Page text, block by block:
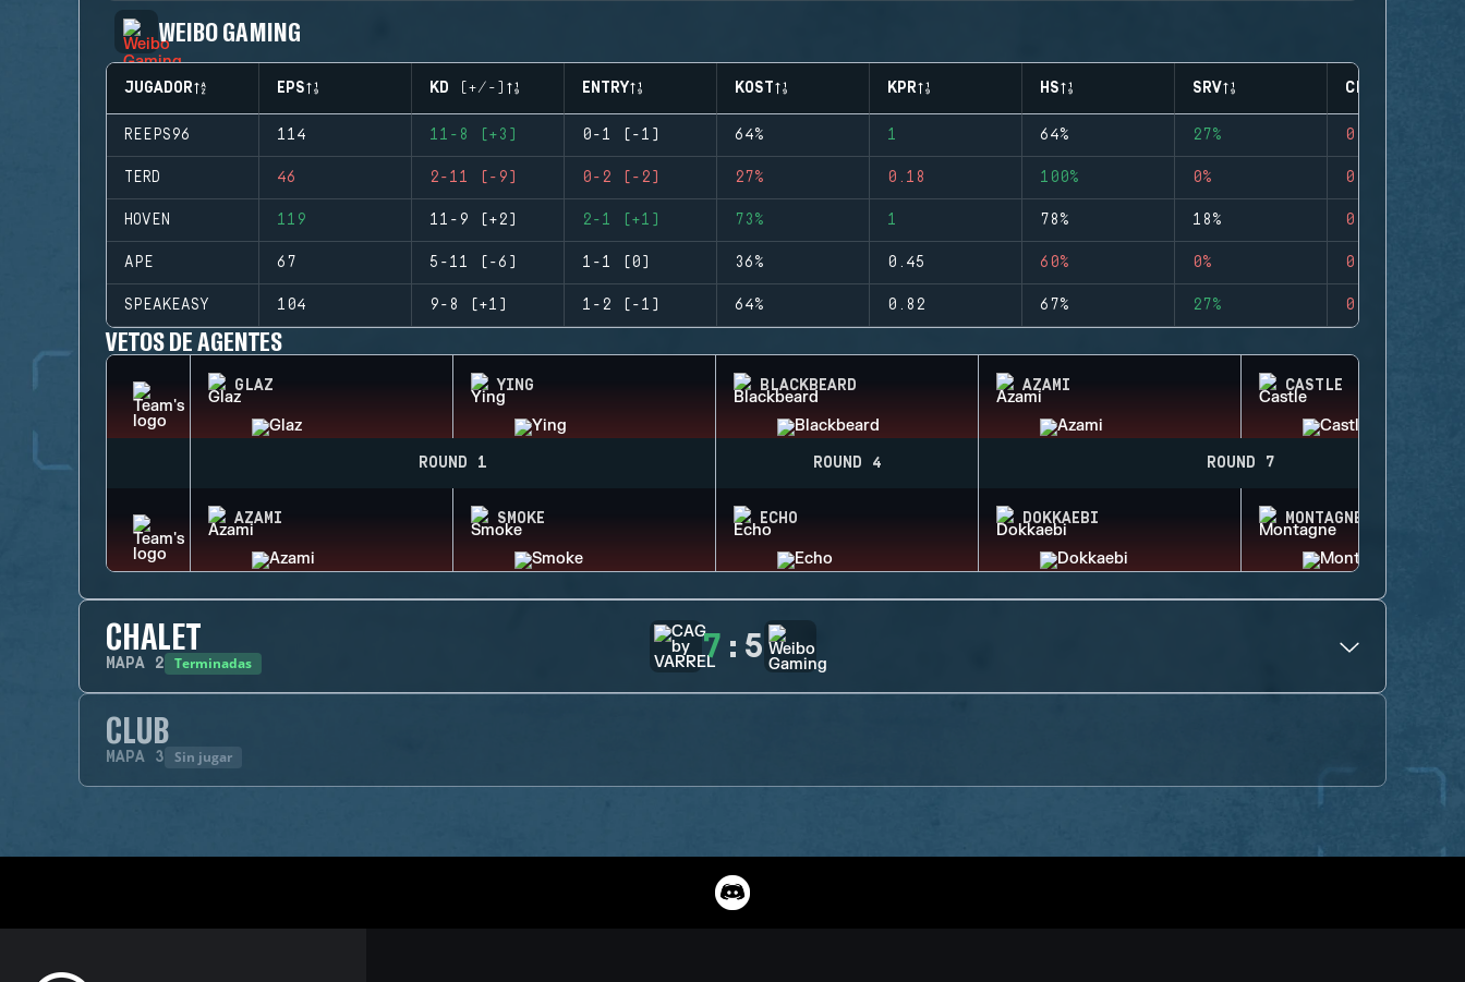
WEIBO GAMING
JUGADOR EPS KD (+/-) ENTRY KOST KPR HS SRV CLUTCHES
REEPS96 114 11-8 (+3) 0-1 (-1) 64% 1 64% 27% 0
TERD 46 2-11 (-9) 0-2 (-2) 27% 0.18 100% 0% 0
HOVEN 119 11-9 (+2) 2-1 (+1) 73% 1 78% 18% 0
APE 67 5-11 (-6) 1-1 (0) 36% 0.45 60% 0% 0
SPEAKEASY 104 9-8 (+1) 1-2 (-1) 64% 0.82 67% 27% 0
VETOS DE AGENTES
GLAZ YING BLACKBEARD AZAMI CASTLE
ROUND 1 ROUND 4 ROUND 7
AZAMI SMOKE ECHO DOKKAEBI MONTAGNE
CHALET
MAPA 2 Terminadas 7 : 5
CLUB
MAPA 3 Sin jugar